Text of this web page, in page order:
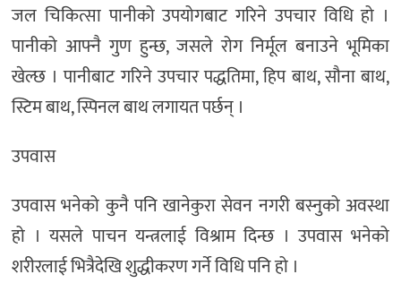
जल चिकित्सा पानीको उपयोगबाट गरिने उपचार विधि हो ।
पानीको आफ्नै गुण हुन्छ, जसले रोग निर्मूल बनाउने भूमिका
खेल्छ । पानीबाट गरिने उपचार पद्धतिमा, हिप बाथ, सौना बाथ,
स्टिम बाथ, स्पिनल बाथ लगायत पर्छन् ।
उपवास
उपवास भनेको कुनै पनि खानेकुरा सेवन नगरी बस्नुको अवस्था
हो । यसले पाचन यन्त्रलाई विश्राम दिन्छ । उपवास भनेको
शरीरलाई भित्रैदेखि शुद्धीकरण गर्ने विधि पनि हो ।